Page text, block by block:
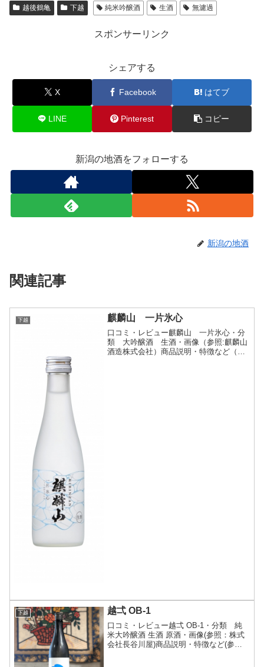
越後鶴亀 下越 純米吟醸酒 生酒 無濾過
スポンサーリンク
シェアする
X Facebook はてブ
LINE Pinterest コピー
新潟の地酒をフォローする
新潟の地酒
関連記事
下越 麒麟山 一片氷心
口コミ・レビュー麒麟山 一片氷心・分
類 大吟醸酒 生酒・画像（参照:麒麟山
酒造株式会社）商品説明・特徴など（参
下越 越弌 OB-1
口コミ・レビュー越弌 OB-1・分類 純
米大吟醸酒 生酒 原酒・画像(参照：株式
会社長谷川屋)商品説明・特徴など(参